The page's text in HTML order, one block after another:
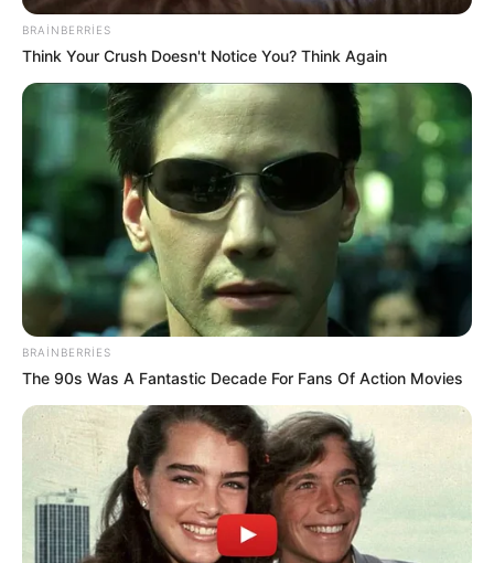
başlaması şansı 50-50-dir.
Oxu24.comxəbər verir ki, bu barədə ABŞ Prezidenti
Donald Tramp "Axios"a bildirib.
"Düşünürəm ki, iki şeydən biri baş verəcək: ya mən onlara
əvvəlkindən daha çox zərbə endirəcəyəm, ya da yaxşı bir
razılaşma əldə edəcəyik", - deyə o, bildirib.
Ağ Ev lideri eyni zamanda mayın 23-də danışıqlar qrupu
ilə görüş keçirməyi və bazar günü İranla mümkün hərbi
əməliyyatların bərpası ilə bağlı qərar qəbul etməyi
planlaşdırır.
iştirak edəcəyini bildirib.
Qeyd olunub ki, Trampın şənbə günü nəzərdən keçirməyi
planlaşdırdığı yeni anlaşma memorandum layihəsi İran-
Pakistan danışıqlarının nəticəsidir. Tərəflər arasında
vasitəçi kimi xidmət edən Pakistan feldmarşalı Asim Munir
BRAINBERRIES
Think Your Crush Doesn't Notice You? Think Again
BRAINBERRIES
The 90s Was A Fantastic Decade For Fans Of Action Movies